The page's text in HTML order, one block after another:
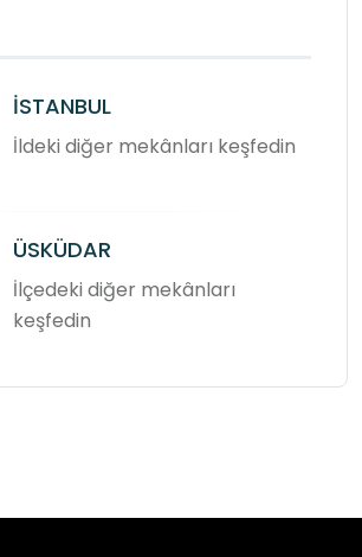
İSTANBUL
İldeki diğer mekânları keşfedin
ÜSKÜDAR
İlçedeki diğer mekânları
keşfedin